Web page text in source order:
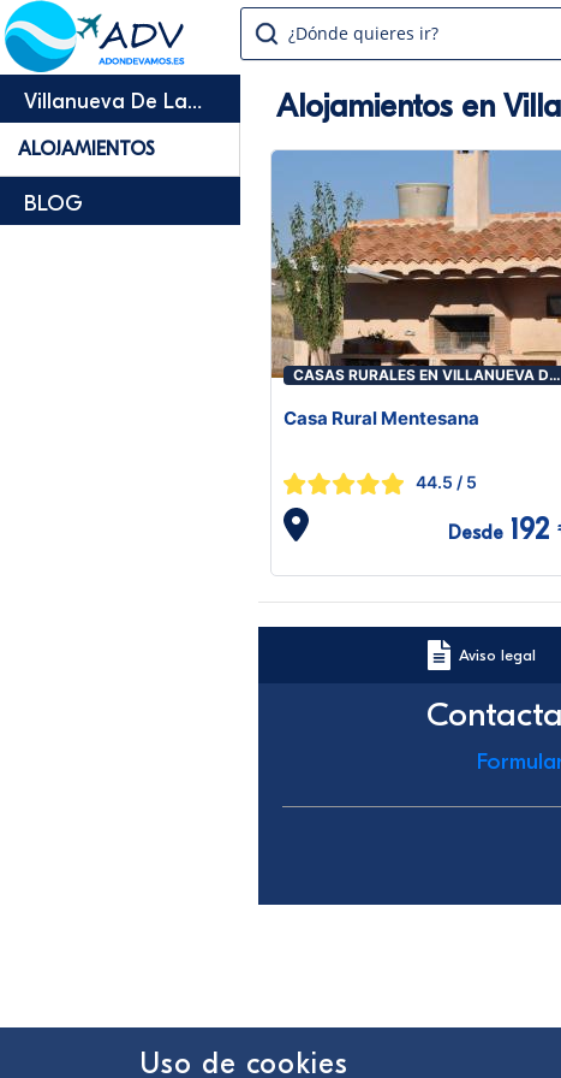
¿Dónde quieres ir?
Villanueva De La
ALOJAMIENTOS
BLOG
Alojamientos en
CASAS RURALES EN VILLANUEVA DE
Casa Rural Mentesana
44.5 / 5
Desde
Aviso legal
Uso de cookies